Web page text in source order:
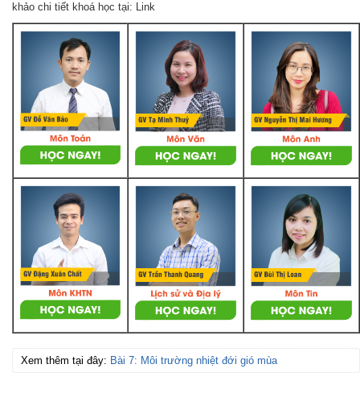
khảo chi tiết khoá học tại: Link
Xem thêm tại đây: Bài 7: Môi trường nhiệt đới gió mùa